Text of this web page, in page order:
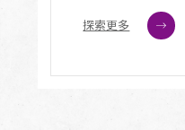
ACTFL 的等級而
生達到優秀級
中文程度的能力
探索更多